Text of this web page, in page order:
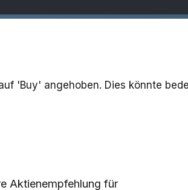
'Buy' angehoben. Dies könnte
Aktienempfehlung für